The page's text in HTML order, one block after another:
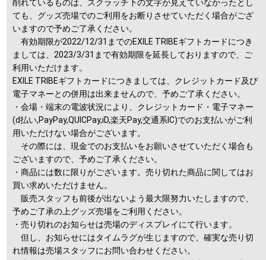
削れているものは、スクラッチ下の文字が見えていなかったとし
ても、グッズ売場でのご利用をお断りさせていただく場合がござ
いますので予めご了承ください。
有効期限が2022/12/31までのEXILE TRIBEギフトカードにつき
ましては、2023/3/31まで有効期限を延長しておりますので、ご
利用いただけます。
EXILE TRIBEギフトカードにつきましては、クレジットカード及び
電子マネーとの併用は出来ませんので、予めご了承ください。
・会場・端末の電波状況により、クレジットカード・電子マネー
(d払い,PayPay,QUICPay,iD,楽天Pay,交通系IC)でのお支払いがご利
用いただけない場合がございます。
その際には、現金でのお支払いをお願いさせていただく場合も
ございますので、予めご了承ください。
・商品には数に限りがございます。売り切れた商品に関してはお
買い求めいただけません。
販売スタッフも前後が出ないよう最大限努力いたしますので、
予めご了承の上グッズ売場をご利用ください。
・売り切れのお知らせは売場のディスプレイにて行います。
但し、お知らせにはタイムラグが生じますので、確実な売り切
れ情報は売場スタッフにお問い合わせください。